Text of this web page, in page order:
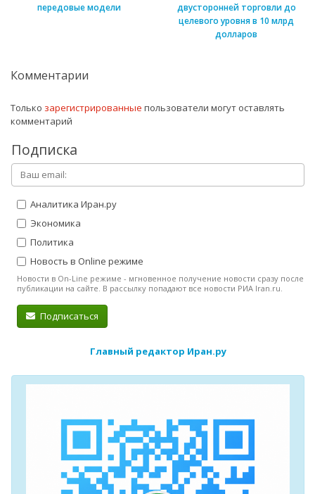
передовые модели
двусторонней торговли до
целевого уровня в 10 млрд
долларов
Комментарии
Только зарегистрированные пользователи могут оставлять
комментарий
Подписка
Аналитика Иран.ру
Экономика
Политика
Новость в Online режиме
Новости в On-Line режиме - мгновенное получение новости сразу после
публикации на сайте. В рассылку попадают все новости РИА Iran.ru.
Подписаться
Главный редактор Иран.ру